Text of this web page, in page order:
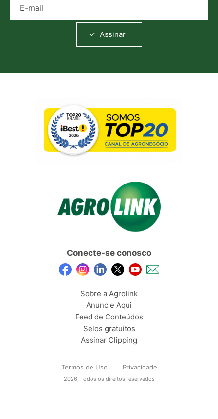
Assinar
Conecte-se conosco
Sobre a Agrolink
Anuncie Aqui
Feed de Conteúdos
Selos gratuitos
Assinar Clipping
Termos de Uso Privacidade
2026, Todos os direitos reservados